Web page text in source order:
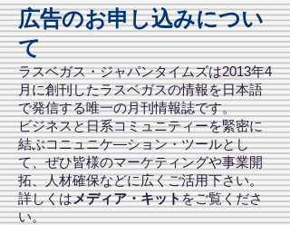
広告のお申し込みについ
て
ラスベガス・ジャパンタイムズは2013年4
月に創刊したラスベガスの情報を日本語
で発信する唯一の月刊情報誌です。
ビジネスと日系コミュニティーを緊密に
結ぶコニュニケ―ション・ツールとし
て、ぜひ皆様のマーケティングや事業開
拓、人材確保などに広くご活用下さい。
詳しくはメディア・キットをご覧くださ
い。